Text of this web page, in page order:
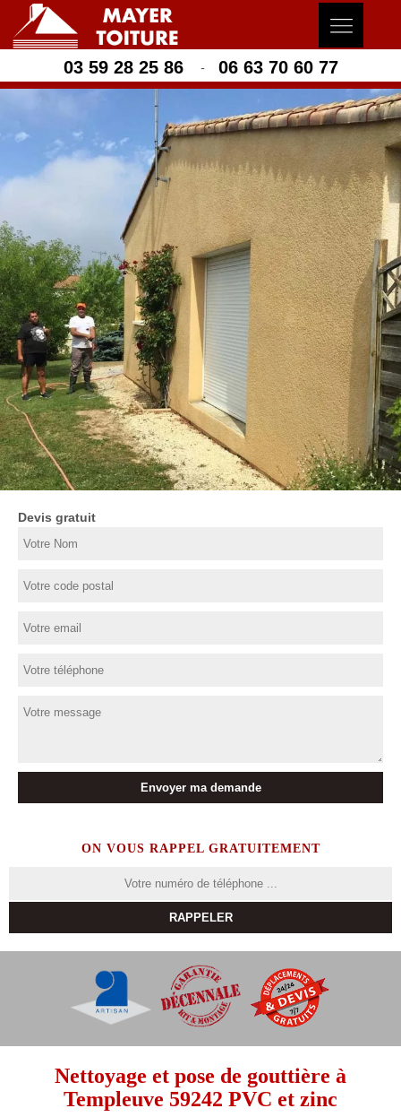
03 59 28 25 86 - 06 63 70 60 77
Devis gratuit
ON VOUS RAPPEL GRATUITEMENT
Nettoyage et pose de gouttière à
Templeuve 59242 PVC et zinc